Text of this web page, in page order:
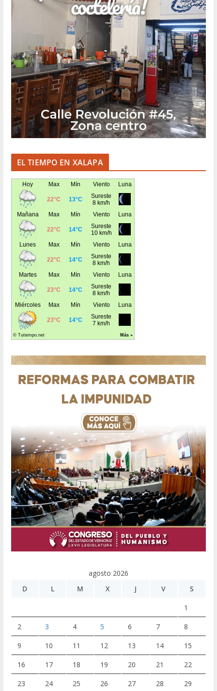
EL TIEMPO EN XALAPA
agosto 2026
D
L M X J V S
1
2 3 4 5 6 7 8
9 10 11 12 13 14 15
16 17 18 19 20 21 22
23 24 25 26 27 28 29